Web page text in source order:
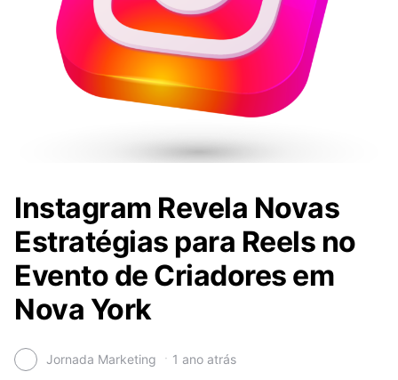
Instagram Revela Novas
Estratégias para Reels no
Evento de Criadores em
Nova York
Jornada Marketing 1 ano atrás